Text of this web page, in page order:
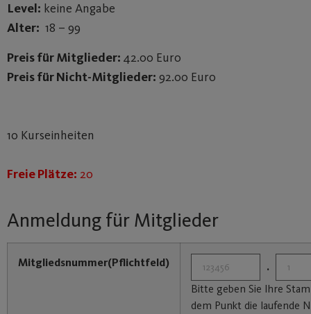
Level: keine Angabe
Alter: 18 – 99
Preis für Mitglieder: 42.00 Euro
Preis für Nicht-Mitglieder: 92.00 Euro
10 Kurseinheiten
Freie Plätze: 20
Anmeldung für Mitglieder
Mitgliedsnummer(Pflichtfeld)
.
Bitte geben Sie Ihre
dem Punkt die laufende